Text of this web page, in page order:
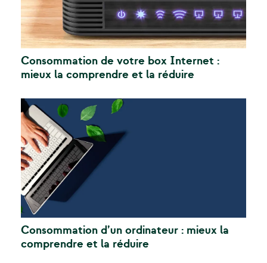
Consommation de votre box Internet :
mieux la comprendre et la réduire
Consommation d’un ordinateur : mieux la
comprendre et la réduire